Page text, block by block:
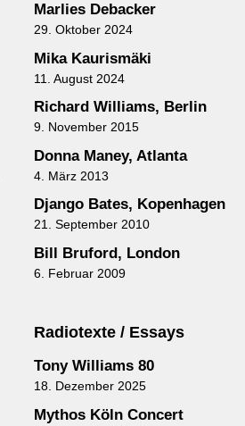
Marlies Debacker
29. Oktober 2024
Mika Kaurismäki
11. August 2024
Richard Williams, Berlin
9. November 2015
Donna Maney, Atlanta
4. März 2013
Django Bates, Kopenhagen
21. September 2010
Bill Bruford, London
6. Februar 2009
Radiotexte / Essays
Tony Williams 80
18. Dezember 2025
Mythos Köln Concert